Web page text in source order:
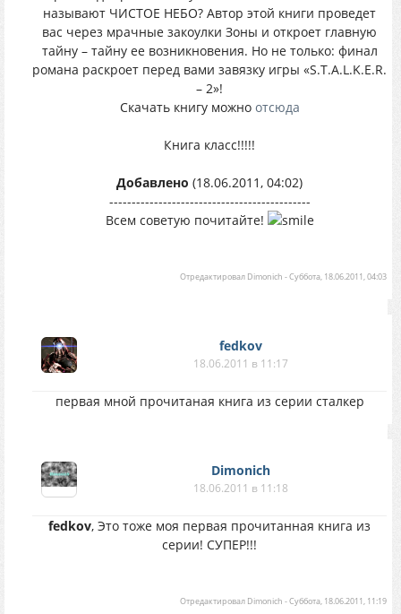
называют ЧИСТОЕ НЕБО? Автор этой книги проведет
вас через мрачные закоулки Зоны и откроет главную
тайну – тайну ее возникновения. Но не только: финал
романа раскроет перед вами завязку игры «S.T.A.L.K.E.R.
– 2»!
Скачать книгу можно отсюда
Книга класс!!!!!
Добавлено (18.06.2011, 04:02)
---------------------------------------------
Всем советую почитайте!
Отредактировал Dimonich -Суббота, 18.06.2011, 04:03
fedkov
18.06.2011 в 11:17
первая мной прочитаная книга из серии сталкер
Dimonich
18.06.2011 в 11:18
fedkov, Это тоже моя первая прочитанная книга из
серии! СУПЕР!!!
Отредактировал Dimonich -Суббота, 18.06.2011, 11:19